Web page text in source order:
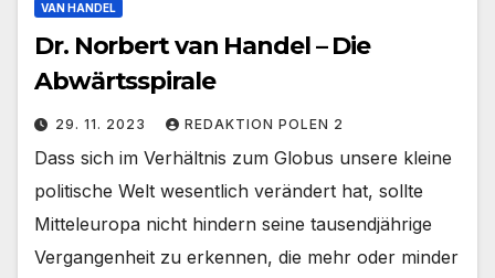
VAN HANDEL
Dr. Norbert van Handel – Die
Abwärtsspirale
29. 11. 2023 REDAKTION POLEN 2
Dass sich im Verhältnis zum Globus unsere kleine
politische Welt wesentlich verändert hat, sollte
Mitteleuropa nicht hindern seine tausendjährige
Vergangenheit zu erkennen, die mehr oder minder